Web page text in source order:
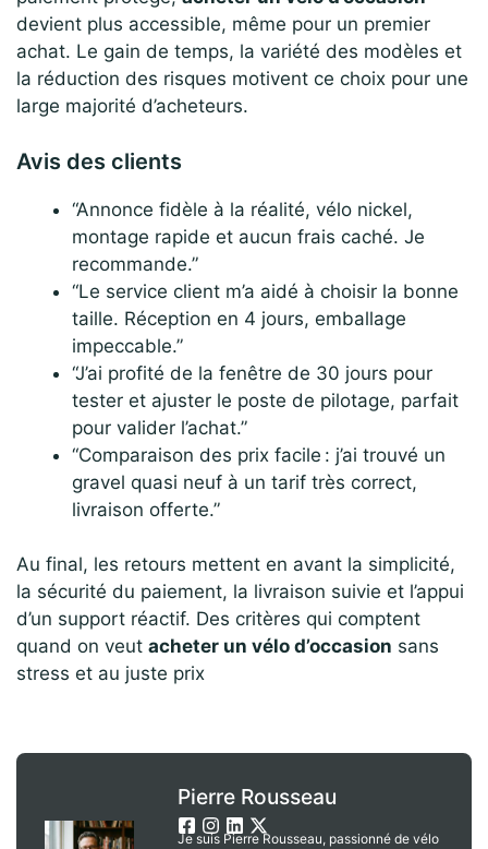
devient plus accessible, même pour un premier
achat. Le gain de temps, la variété des modèles et
la réduction des risques motivent ce choix pour une
large majorité d’acheteurs.
Avis des clients
“Annonce fidèle à la réalité, vélo nickel,
montage rapide et aucun frais caché. Je
recommande.”
“Le service client m’a aidé à choisir la bonne
taille. Réception en 4 jours, emballage
impeccable.”
“J’ai profité de la fenêtre de 30 jours pour
tester et ajuster le poste de pilotage, parfait
pour valider l’achat.”
“Comparaison des prix facile : j’ai trouvé un
gravel quasi neuf à un tarif très correct,
livraison offerte.”
Au final, les retours mettent en avant la simplicité,
la sécurité du paiement, la livraison suivie et l’appui
d’un support réactif. Des critères qui comptent
quand on veut acheter un vélo d’occasion sans
stress et au juste prix
Pierre Rousseau
Je suis Pierre Rousseau, passionné de vélo